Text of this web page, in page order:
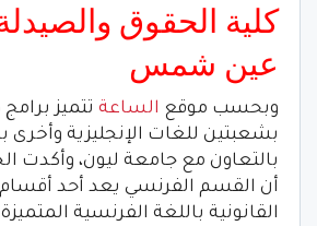
كلية الحقوق
عين شمس
وبحسب موقع الساعة تتميز
بشعبتين للغات الإنجليزية وأخرى
بالتعاون مع جامعة ليون، وأكدت
أن القسم الفرنسي يعد أحد
القانونية باللغة الفرنسية